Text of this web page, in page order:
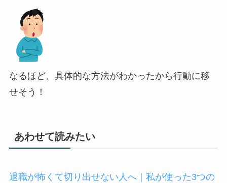
なるほど、具体的な方法がわかったから行動に移
せそう！
あわせて読みたい
退職が怖くて切り出せない人へ｜私が使った3つの